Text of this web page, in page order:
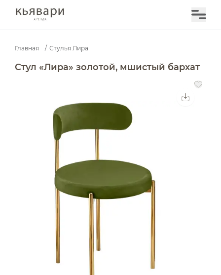
Главная / Стулья Лира
Стул «Лира» золотой, мшистый бархат